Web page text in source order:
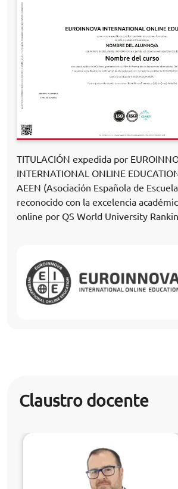
TITULACIÓN expedida por
INTERNATIONAL ONLINE
AEEN (Asociación Española de
reconocido con la excelencia
online por QS World University
Claustro docente